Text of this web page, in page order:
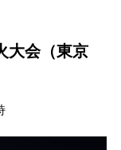
大会（東京